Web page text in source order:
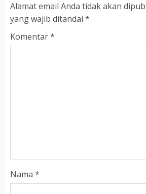
Alamat email Anda tidak akan
yang wajib ditandai *
Komentar*
Nama *